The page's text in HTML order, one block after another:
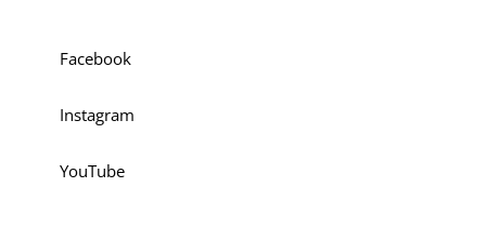
Facebook
Instagram
YouTube